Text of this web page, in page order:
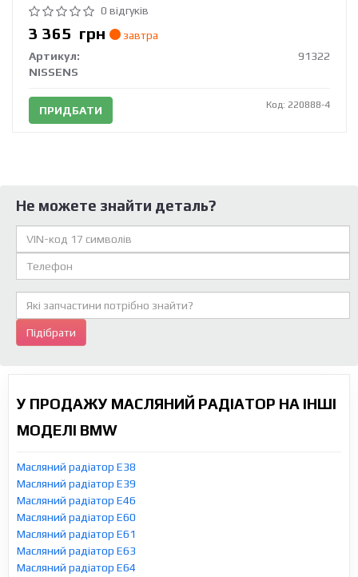
0 відгуків
3 365 грн
завтра
Артикул:
91322
NISSENS
ПРИДБАТИ Код: 220888-4
Не можете знайти деталь?
Підібрати
У ПРОДАЖУ МАСЛЯНИЙ РАДІАТОР НА ІНШІ
МОДЕЛІ BMW
Масляний радіатор E38
Масляний радіатор E39
Масляний радіатор E46
Масляний радіатор E60
Масляний радіатор E61
Масляний радіатор E63
Масляний радіатор E64